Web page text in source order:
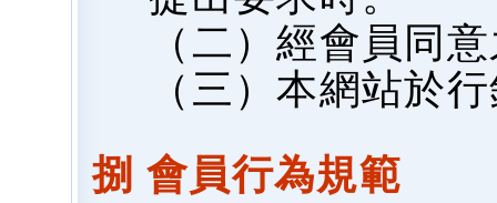
（二）經會員同
（三）本網站於
捌 會員行為規範